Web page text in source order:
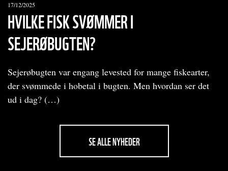
17/12/2025
HVILKE FISK SVØMMER I
SEJERØBUGTEN?
Sejerøbugten var engang levested for mange fiskearter,
der svømmede i hobetal i bugten. Men hvordan ser det
ud i dag? (…)
SE ALLE NYHEDER